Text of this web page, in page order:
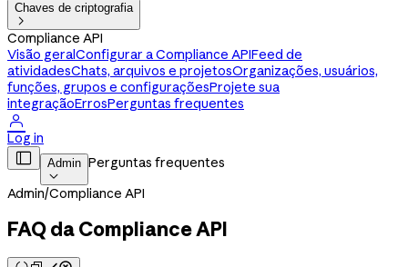
Chaves de criptografia

Compliance API
Visão geralConfigurar a Compliance APIFeed de
atividadesChats, arquivos e projetosOrganizações, usuários,
funções, grupos e configuraçõesProjete sua
integraçãoErrosPerguntas frequentes

Log in
 Admin

Perguntas frequentes
Admin/Compliance API
FAQ da Compliance API